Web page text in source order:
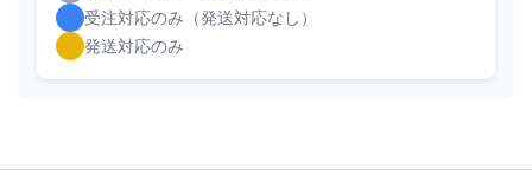
受注対応のみ（発送対応なし）
発送対応のみ